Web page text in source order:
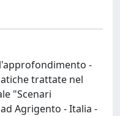
-
trattate nel
"Scenari
Agrigento - Italia -